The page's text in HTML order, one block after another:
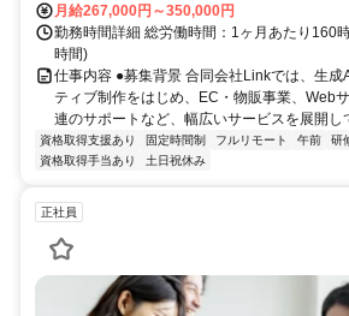
月給267,000円～350,000円
勤務時間詳細 総労働時間：1ヶ月あたり160
時間)
仕事内容 ●募集背景 合同会社Linkでは、生成
ティブ制作をはじめ、EC・物販事業、Web
連のサポートなど、幅広いサービスを展開し
資格取得支援あり 固定時間制 フルリモート 午前 研
資格取得手当あり
土日祝休み
正社員